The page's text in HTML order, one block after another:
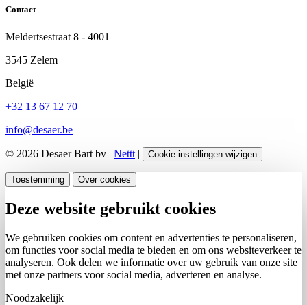
Contact
Meldertsestraat 8 - 4001
3545 Zelem
België
+32 13 67 12 70
info@desaer.be
© 2026 Desaer Bart bv | Nettt | Cookie-instellingen wijzigen
Toestemming Over cookies
Deze website gebruikt cookies
We gebruiken cookies om content en advertenties te personaliseren,
om functies voor social media te bieden en om ons websiteverkeer te
analyseren. Ook delen we informatie over uw gebruik van onze site
met onze partners voor social media, adverteren en analyse.
Noodzakelijk